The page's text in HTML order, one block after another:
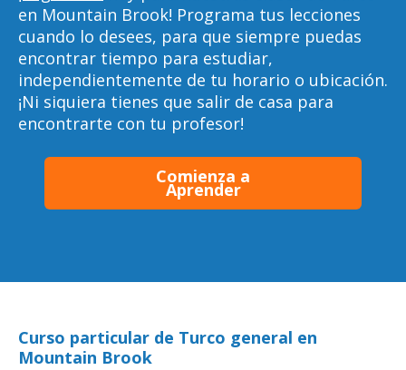
en Mountain Brook! Programa tus lecciones
cuando lo desees, para que siempre puedas
encontrar tiempo para estudiar,
independientemente de tu horario o ubicación.
¡Ni siquiera tienes que salir de casa para
encontrarte con tu profesor!
Comienza a
Aprender
Curso particular de Turco general en
Mountain Brook